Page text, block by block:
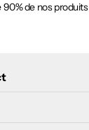
90% de nos produits